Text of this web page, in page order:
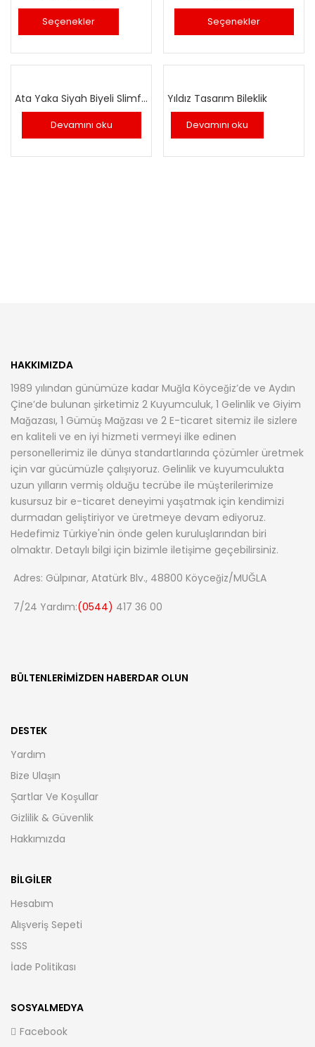
fiyat:
₺150,00.
andaki
Seçenekler Seçenekler
Ata Yaka Siyah Biyeli Slimfit Gömlek
Devamını oku
Yıldız Tasarım Bileklik
Devamını oku
HAKKIMIZDA
1989 yılından günümüze kadar Muğla Köyceğiz’de ve Aydın
Çine’de bulunan şirketimiz 2 Kuyumculuk, 1 Gelinlik ve Giyim
Mağazası, 1 Gümüş Mağzası ve 2 E-ticaret sitemiz ile sizlere
en kaliteli ve en iyi hizmeti vermeyi ilke edinen
personellerimiz ile dünya standartlarında çözümler üretmek
için var gücümüzle çalışıyoruz. Gelinlik ve kuyumculukta
uzun yılların vermiş olduğu tecrübe ile müşterilerimize
kusursuz bir e-ticaret deneyimi yaşatmak için kendimizi
durmadan geliştiriyor ve üretmeye devam ediyoruz.
Hedefimiz Türkiye'nin önde gelen kuruluşlarından biri
olmaktır. Detaylı bilgi için bizimle iletişime geçebilirsiniz.
Adres: Gülpınar, Atatürk Blv., 48800 Köyceğiz/MUĞLA
7/24 Yardım:(0544) 417 36 00
BÜLTENLERIMIZDEN HABERDAR OLUN
DESTEK
Yardım
Bize Ulaşın
Şartlar Ve Koşullar
Gizlilik & Güvenlik
Hakkımızda
BILGILER
Hesabım
Alışveriş Sepeti
SSS
İade Politikası
SOSYALMEDYA
Facebook